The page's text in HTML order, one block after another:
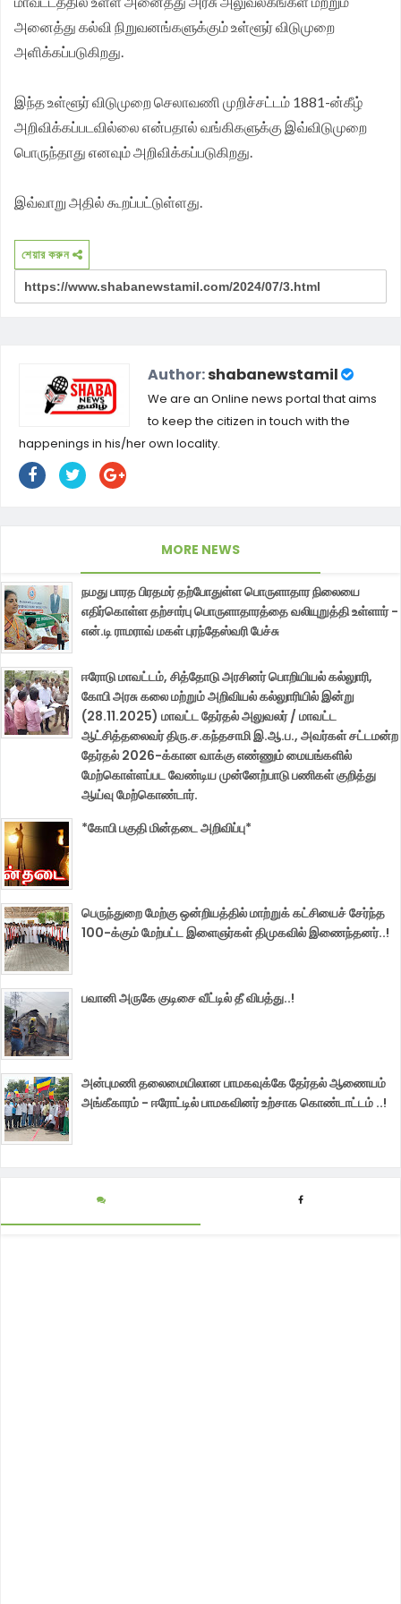
சங்க மாநில தலைவர் வேலுச்சாமி வேண்டுகோள்.
அனைத்து கல்வி நிறுவனங்களுக்கும் உள்ளூர் விடுமுறை
அளிக்கப்படுகிறது.
இந்த உள்ளூர் விடுமுறை செலாவணி முறிச்சட்டம் 1881-ன்கீழ்
அறிவிக்கப்படவில்லை என்பதால் வங்கிகளுக்கு இவ்விடுமுறை
பொருந்தாது எனவும் அறிவிக்கப்படுகிறது.
இவ்வாறு அதில் கூறப்பட்டுள்ளது.
শেয়ার করুন
Author:shabanewstamil
We are an Online news portal that aims
to keep the citizen in touch with the
happenings in his/her own locality.
MORE NEWS
நமது பாரத பிரதமர் தற்போதுள்ள பொருளாதார நிலையை
எதிர்கொள்ள தற்சார்பு பொருளாதாரத்தை வலியுறுத்தி உள்ளார் -
என்.டி ராமராவ் மகள் புரந்தேஸ்வரி பேச்சு
ஈரோடு மாவட்டம், சித்தோடு அரசினர் பொறியியல் கல்லுாரி,
கோபி அரசு கலை மற்றும் அறிவியல் கல்லுாரியில் இன்று
(28.11.2025) மாவட்ட தேர்தல் அலுவலர் / மாவட்ட
ஆட்சித்தலைவர் திரு.ச.கந்தசாமி இ.ஆ.ப., அவர்கள் சட்டமன்ற
தேர்தல் 2026-க்கான வாக்கு எண்ணும் மையங்களில்
மேற்கொள்ளப்பட வேண்டிய முன்னேற்பாடு பணிகள் குறித்து
ஆய்வு மேற்கொண்டார்.
*கோபி பகுதி மின்தடை அறிவிப்பு*
பெருந்துறை மேற்கு ஒன்றியத்தில் மாற்றுக் கட்சியைச் சேர்ந்த
100-க்கும் மேற்பட்ட இளைஞர்கள் திமுகவில் இணைந்தனர்..!
பவானி அருகே குடிசை வீட்டில் தீ விபத்து..!
அன்புமணி தலைமையிலான பாமகவுக்கே தேர்தல் ஆணையம்
அங்கீகாரம் - ஈரோட்டில் பாமகவினர் உற்சாக கொண்டாட்டம் ..!